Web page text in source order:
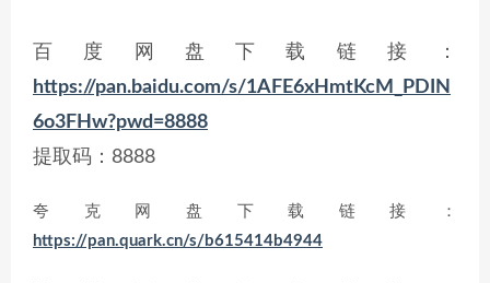
百度网盘下载链接：
https://pan.baidu.com/s/1AFE6xHmtKcM_PDIN
6o3FHw?pwd=8888
提取码：8888
夸克网盘下载链接：
https://pan.quark.cn/s/b615414b4944